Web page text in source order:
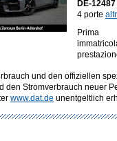
DE-
4 porte
Prima
und den offiziellen
den Stromverbrauch neuer
www.dat.de unentgeltlich